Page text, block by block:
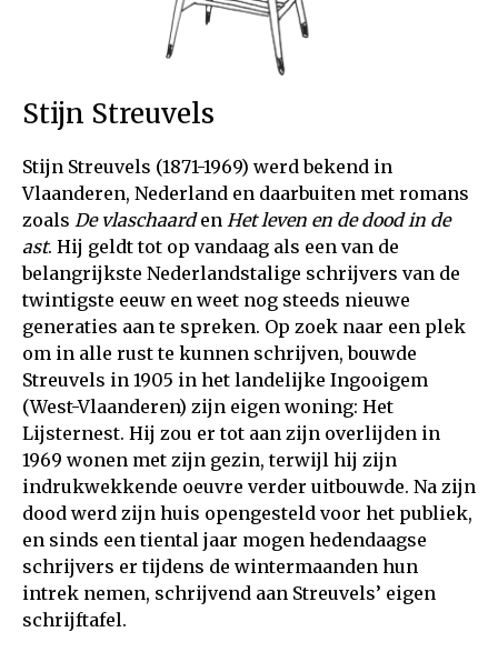
Stijn Streuvels
Stijn Streuvels (1871-1969) werd bekend in
Vlaanderen, Nederland en daarbuiten met romans
zoals De vlaschaarden Het leven en de dood in de
ast. Hij geldt tot op vandaag als een van de
belangrijkste Nederlandstalige schrijvers van de
twintigste eeuw en weet nog steeds nieuwe
generaties aan te spreken. Op zoek naar een plek
om in alle rust te kunnen schrijven, bouwde
Streuvels in 1905 in het landelijke Ingooigem
(West-Vlaanderen) zijn eigen woning: Het
Lijsternest. Hij zou er tot aan zijn overlijden in
1969 wonen met zijn gezin, terwijl hij zijn
indrukwekkende oeuvre verder uitbouwde. Na zijn
dood werd zijn huis opengesteld voor het publiek,
en sinds een tiental jaar mogen hedendaagse
schrijvers er tijdens de wintermaanden hun
intrek nemen, schrijvend aan Streuvels’ eigen
schrijftafel.